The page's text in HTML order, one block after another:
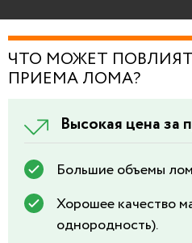
ЧТО МОЖЕТ
ПРИЕМА ЛОМА?
Высокая цена за
Большие объемы
Хорошее качество
однородность).